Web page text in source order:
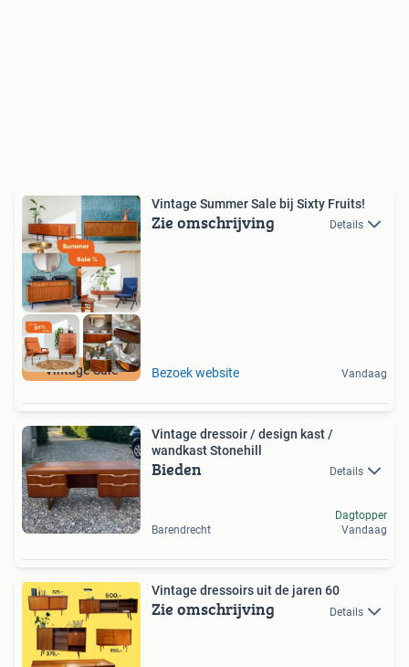
Vintage Sale
Vintage Summer Sale bij Sixty Fruits!
Zie omschrijving Details
Bezoek website Vandaag
Vintage dressoir / design kast /
wandkast Stonehill
Bieden Details
Barendrecht
Dagtopper
Vandaag
Vintage dressoirs uit de jaren 60
Zie omschrijving Details